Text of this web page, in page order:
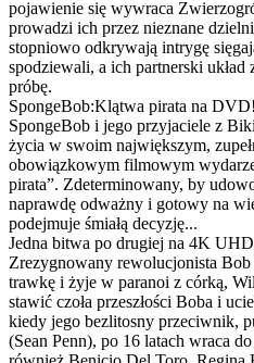
pojawienie się wywraca
prowadzi ich przez nieznane
stopniowo odkrywają intrygę
spodziewali, a ich partnerski
próbę.
SpongeBob:Klątwa pirata na DVD!
SpongeBob i jego przyjaciele z
życia w swoim największym,
obowiązkowym filmowym
pirata”. Zdeterminowany, by
naprawdę odważny i gotowy na
podejmuje śmiałą decyzję...
Jedna bitwa po drugiej na 4K
Zrezygnowany rewolucjonista
trawkę i żyje w paranoi z córką,
stawić czoła przeszłości Boba i
kiedy jego bezlitosny przeciwnik,
(Sean Penn), po 16 latach wraca